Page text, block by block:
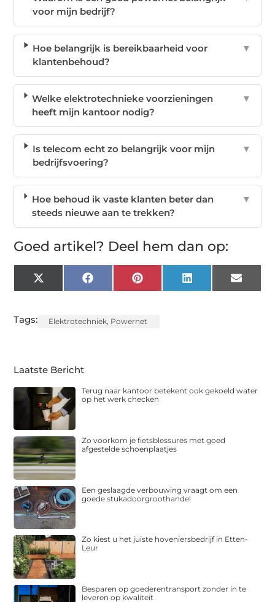
voor mijn bedrijf?
Hoe belangrijk is bereikbaarheid voor
klantenbehoud?
▼
Welke elektrotechnieke voorzieningen
heeft mijn kantoor nodig?
▼
Is telecom echt zo belangrijk voor mijn
bedrijfsvoering?
▼
Hoe behoud ik vaste klanten beter dan
steeds nieuwe aan te trekken?
▼
Goed artikel? Deel hem dan op:
X
(Twitter)
FacebookPinterest LinkedIn Email
Tags: Elektrotechniek, Powernet
Laatste Bericht
Terug naar kantoor betekent ook gekoeld water
op het werk checken
Zo voorkom je fietsblessures met goed
afgestelde schoenplaatjes
Een geslaagde verbouwing vraagt om een
goede stukadoorgroothandel
Zo kiest u het juiste hoveniersbedrijf in Etten-
Leur
Besparen op goederentransport zonder in te
leveren op kwaliteit